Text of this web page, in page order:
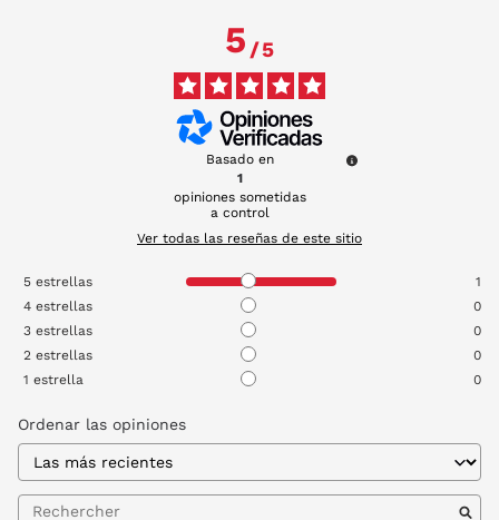
5 /5
Basado en
1
opiniones sometidas
a control
Ver todas las reseñas de este sitio
5 estrellas
1
4 estrellas
0
3 estrellas
0
2 estrellas
0
1 estrella 0
Ordenar las opiniones